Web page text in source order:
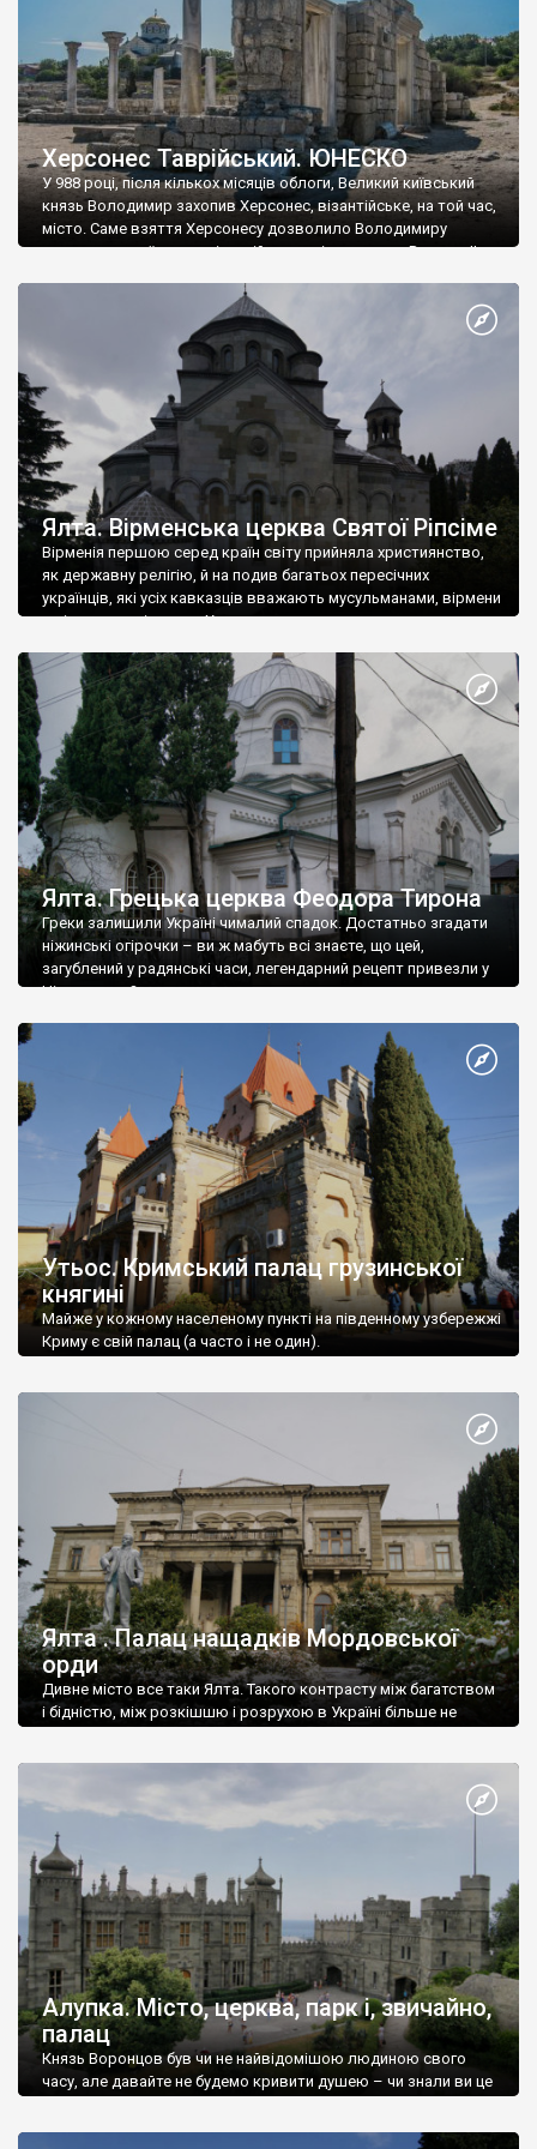
Херсонес Таврійський. ЮНЕСКО
У 988 році, після кількох місяців облоги, Великий київський
князь Володимир захопив Херсонес, візантійське, на той час,
місто. Саме взяття Херсонесу дозволило Володимиру
диктувати свої умови візантійському імператору Василю ІІ, та
Херсонесі Володимир-язичник, став Василем-християнином.
А потім було Хрещення Русі. На честь Херсонесу Таврійського
Ялта. Вірменська церква Святої Ріпсіме
Вірменія першою серед країн світу прийняла християнство,
як державну релігію, й на подив багатьох пересічних
українців, які усіх кавказців вважають мусульманами, вірмени
є відданими вірянами Христа
Ялта. Грецька церква Феодора Тирона
Греки залишили Україні чималий спадок. Достатньо згадати
ніжинські огірочки – ви ж мабуть всі знаєте, що цей,
загублений у радянські часи, легендарний рецепт привезли у
Ніжин греки?
Утьос. Кримський палац грузинської
княгині
Майже у кожному населеному пункті на південному узбережжі
Криму є свій палац (а часто і не один).
Ялта . Палац нащадків Мордовської
орди
Дивне місто все таки Ялта. Такого контрасту між багатством
і бідністю, між розкішшю і розрухою в Україні більше не
Алупка. Місто, церква, парк і, звичайно,
палац
Князь Воронцов був чи не найвідомішою людиною свого
часу, але давайте не будемо кривити душею – чи знали ви це